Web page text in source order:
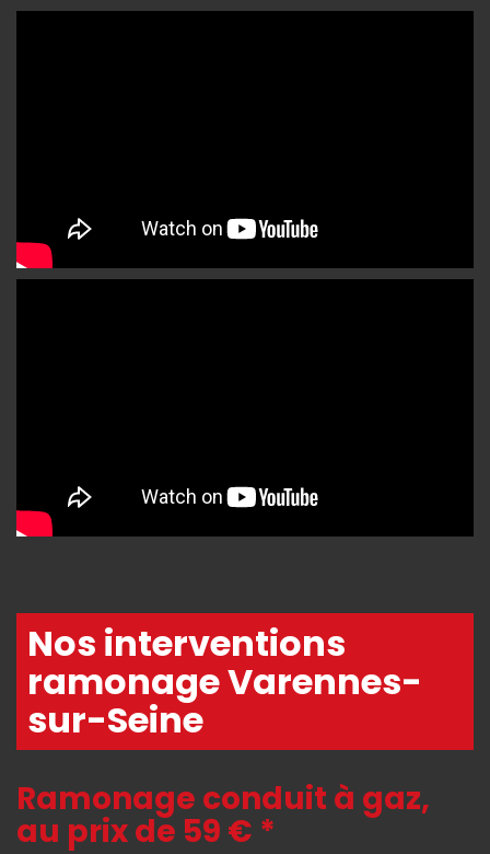
Nos interventions
ramonage Varennes-
sur-Seine
Ramonage conduit à gaz,
au prix de 59 € *